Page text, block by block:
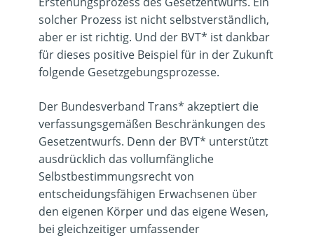
solcher Prozess ist nicht selbstverständlich,
aber er ist richtig. Und der BVT* ist dankbar
für dieses positive Beispiel für in der Zukunft
folgende Gesetzgebungsprozesse.
Der Bundesverband Trans* akzeptiert die
verfassungsgemäßen Beschränkungen des
Gesetzentwurfs. Denn der BVT* unterstützt
ausdrücklich das vollumfängliche
Selbstbestimmungsrecht von
entscheidungsfähigen Erwachsenen über
den eigenen Körper und das eigene Wesen,
bei gleichzeitiger umfassender